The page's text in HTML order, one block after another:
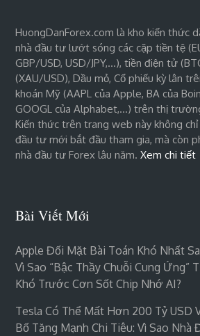
HuongDanForex.com là kho kiến thức
nhà đầu tư lướt sóng các cặp tiền tệ
GBP/USD, USD/JPY,…), tiền điện tử
(XAU/USD), Dầu mỏ, Cổ phiếu kỳ lân
khoán Mỹ (AAPL của Apple, BA của
GOOGL của Alphabet,…) trên thị
Kiến thức trên trang web này không
đầu tư mới bắt đầu tham gia, mà còn
nhà đầu tư Forex lâu năm.Xem chi tiết
Bài Viết Mới
Apple Đối Mặt Bài Toán Khó Nhất
Vì Sao “bậc Thầy Chuỗi Cung Ứng”
Khó Trước Cơn Sốt Chip Nhớ AI?
Tesla Có Thể Mất Hơn 200 Tỷ USD
Bố Tăng Mạnh Chi Tiêu: Vì Sao Nhà